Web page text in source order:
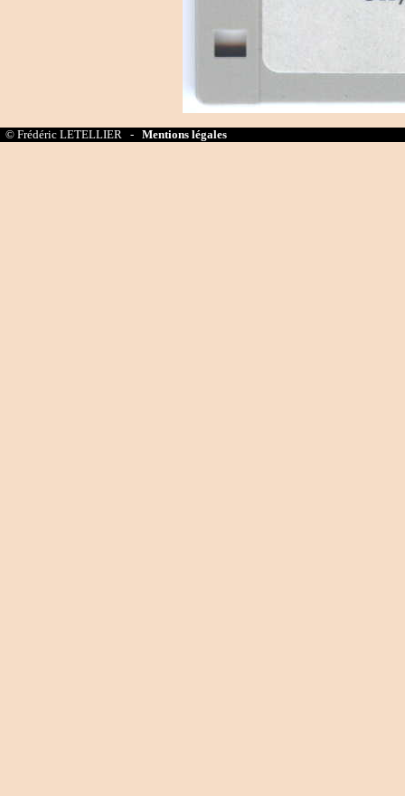
© Frédéric LETELLIER - Mentions légales